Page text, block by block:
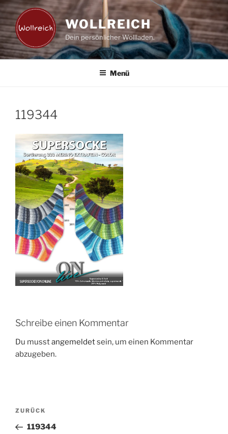
Zum
Inhalt
springen
WOLLREICH
Dein persönlicher Wollladen.
Menü
119344
Schreibe einen Kommentar
Du musstangemeldetsein, um einen Kommentar
abzugeben.
Beitragsnavigation
Vorheriger
Beitrag
ZURÜCK
119344